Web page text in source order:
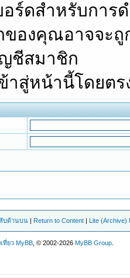
อร์ดสำหรับการ
องคุณอาจจะถู
ชีสมาชิก
าสู่หน้านี้โดยต
บด้านบน | Return to Content | Lite (Archive)
ที่ยว MyBB , © 2002-2026MyBB Group